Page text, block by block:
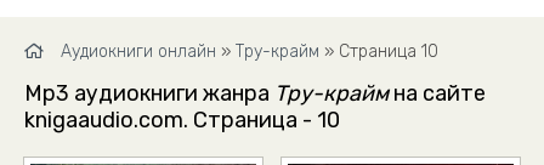
Аудиокниги онлайн » Тру-крайм » Страница 10
Mp3 аудиокниги жанра Тру-краймна сайте
knigaaudio.com. Страница - 10